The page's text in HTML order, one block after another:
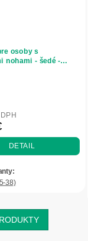
osoby s
nohami - šedé -
DETAIL
38)